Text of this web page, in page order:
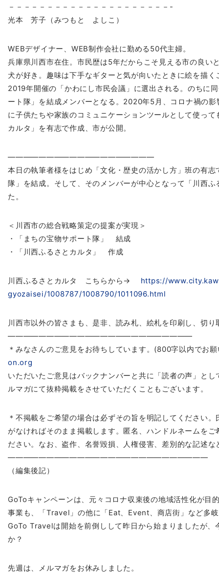
－－－－－－－－－－－－－－－－－－－－－-
光本 芳子（みつもと よしこ）
WEBデザイナー、WEB制作会社に勤める50代主婦。
兵庫県川西市在住。市民歴は5年だからこそ見える市の良い
犬が好き。趣味は下手なギターと気が向いたときに絵を描く
2019年開催の「かわにし市民会議」に選出される。のちに
ート隊」を結成メンバーとなる。 2020年5月、コロナ禍の
に子供たちや家族のコミュニケーションツールとして使って
カルタ」を有志で作成、市が公開。
———————————————————
本日の執筆者様をはじめ「文化・歴史の活かし方」班の有志
隊」を結成。そして、そのメンバーが中心とな って「川西ふ
た。
＜川西市の総合戦略策定の提案が実現＞
・「まちの宝物サポート隊」 結成
・「川西ふるさとカルタ」 作成
川西ふるさとカルタ こちらから→
https://
gyozaisei/1008787/1008790/1011096.html
川西市以外の皆さまも、是非、読み札、絵札を印刷し、切り
――――――――――――――――――――――――
＊みなさんのご意見をお待ちしています。(800字以内でお願
on.org
いただいたご意見はバックナンバーと共に「読者の声」とし
ルマガにて抜粋掲載をさせていただくことも ございます。
＊不掲載をご希望の場合は必ずその旨を明記してください。
がなければそのまま掲載します。匿名、ハン ドルネームを
ださい。なお、盗作、 名誉毀損、人権侵害、差別的な記述
――――――――――――――――――――――――――
（編集後記）
GoToキャンペーンは、元々コロナ収束後の地域活性化が目
事業も、「Travel」の他に「Eat、Event、商店街」 など多
GoTo Travelは開始を前倒しして昨日から始まりましたが、
か？
先週は、 メルマガをお休みしました。